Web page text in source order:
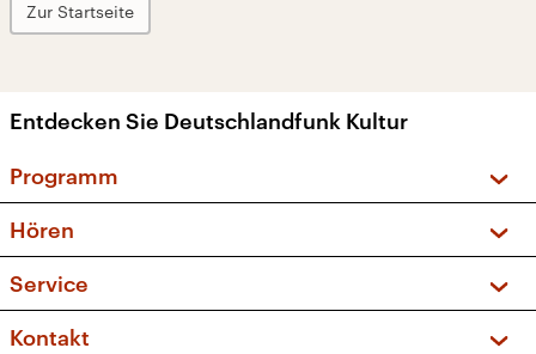
Zur Startseite
Entdecken Sie Deutschlandfunk Kultur
Programm
Sendungen und Podcasts
Musikliste
Kakadu – Das Kinderprogramm
Hören
Frequenzen (UKW + DAB+)
Service
FAQ
Kontakt